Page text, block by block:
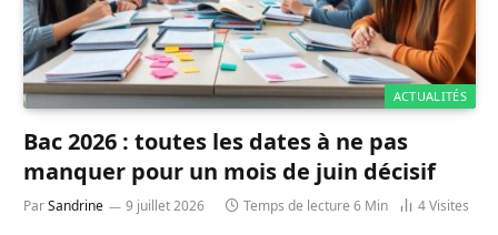
ACTUALITÉS
Bac 2026 : toutes les dates à ne pas
manquer pour un mois de juin décisif
ParSandrine 9 juillet 2026 Temps de lecture 6 Min 4Visites